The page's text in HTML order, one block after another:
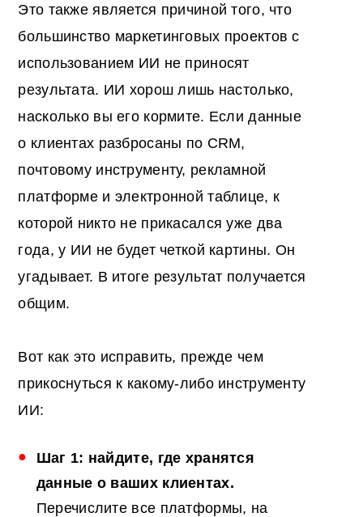
Это также является причиной того, что
большинство маркетинговых проектов с
использованием ИИ не приносят
результата. ИИ хорош лишь настолько,
насколько вы его кормите. Если данные
о клиентах разбросаны по CRM,
почтовому инструменту, рекламной
платформе и электронной таблице, к
которой никто не прикасался уже два
года, у ИИ не будет четкой картины. Он
угадывает. В итоге результат получается
общим.
Вот как это исправить, прежде чем
прикоснуться к какому-либо инструменту
ИИ:
Шаг 1: найдите, где хранятся
данные о ваших клиентах.
Перечислите все платформы, на